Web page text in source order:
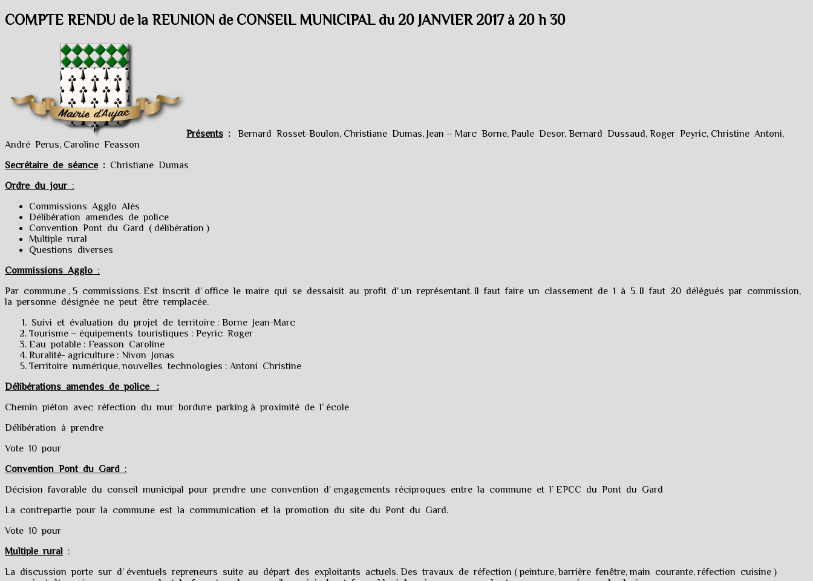
COMPTE RENDU de la REUNION de CONSEIL MUNICIPAL du 20 JANVIER 2017 à 20 h 30
Présents : Bernard Rosset-Boulon, Christiane Dumas, Jean – Marc Borne, Paule Desor, Bernard Dussaud, Roger Peyric, Christine Antoni,
André Perus, Caroline Feasson
Secrétaire de séance : Christiane Dumas
Ordre du jour:
Commissions Agglo Alès
Délibération amendes de police
Convention Pont du Gard ( délibération )
Multiple rural
Questions diverses
Commissions Agglo :
Par commune , 5 commissions. Est inscrit d’ office le maire qui se dessaisit au profit d’ un représentant. Il faut faire un classement de 1 à 5. Il faut 20 délégués par commission,
la personne désignée ne peut être remplacée.
Suivi et évaluation du projet de territoire : Borne Jean-Marc
Tourisme – équipements touristiques : Peyric Roger
Eau potable : Feasson Caroline
Ruralité- agriculture : Nivon Jonas
Territoire numérique, nouvelles technologies : Antoni Christine
Délibérations amendes de police :
Chemin piéton avec réfection du mur bordure parking à proximité de l’ école
Délibération à prendre
Vote 10 pour
Convention Pont du Gard :
Décision favorable du conseil municipal pour prendre une convention d’ engagements réciproques entre la commune et l’ EPCC du Pont du Gard
La contrepartie pour la commune est la communication et la promotion du site du Pont du Gard.
Vote 10 pour
Multiple rural :
La discussion porte sur d’ éventuels repreneurs suite au départ des exploitants actuels. Des travaux de réfection ( peinture, barrière fenêtre, main courante, réfection cuisine )